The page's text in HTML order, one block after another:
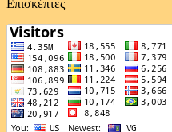
Επισκέπτες